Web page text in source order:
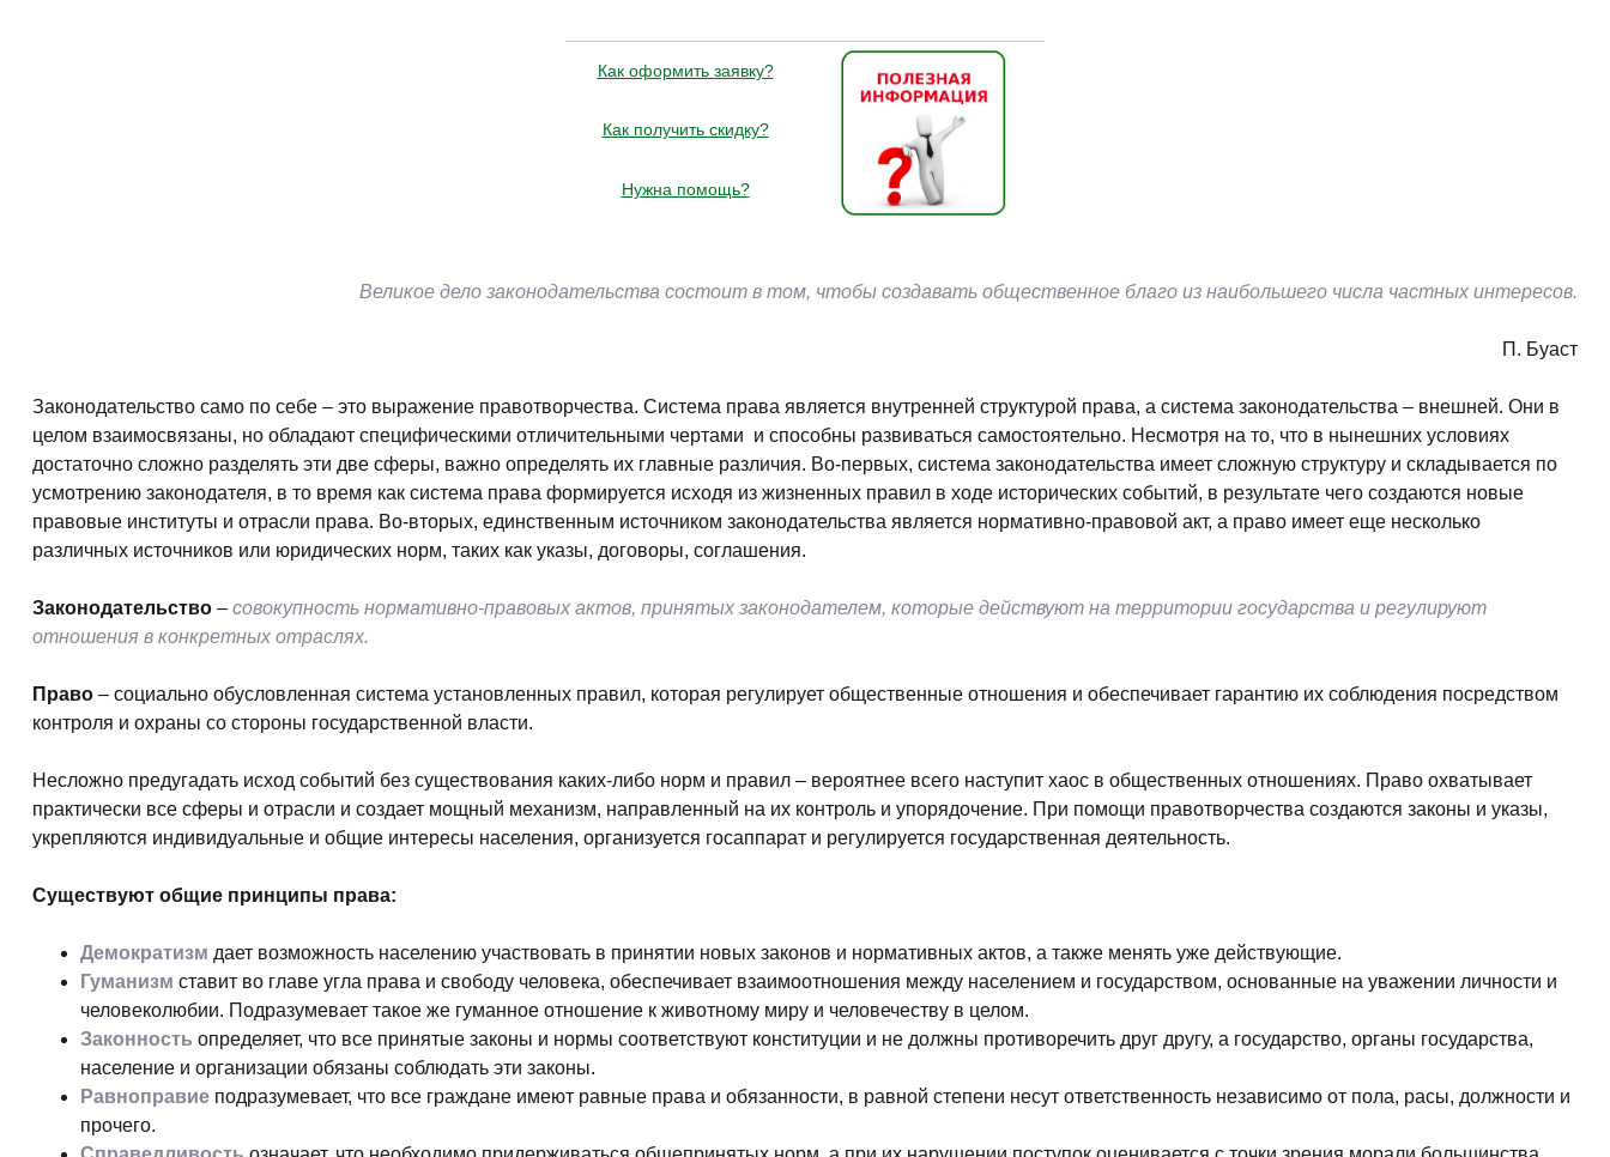
Как оформить заявку?
Как получить скидку?
Нужна помощь?
Великое дело законодательства состоит в том, чтобы создавать общественное благо из наибольшего числа частных интересов.
П. Буаст
Законодательство само по себе – это выражение правотворчества. Система права является внутренней структурой права, а система законодательства – внешней. Они в
целом взаимосвязаны, но обладают специфическими отличительными чертами и способны развиваться самостоятельно. Несмотря на то, что в нынешних условиях
достаточно сложно разделять эти две сферы, важно определять их главные различия. Во-первых, система законодательства имеет сложную структуру и складывается по
усмотрению законодателя, в то время как система права формируется исходя из жизненных правил в ходе исторических событий, в результате чего создаются новые
правовые институты и отрасли права. Во-вторых, единственным источником законодательства является нормативно-правовой акт, а право имеет еще несколько
различных источников или юридических норм, таких как указы, договоры, соглашения.
Законодательство – совокупность нормативно-правовых актов, принятых законодателем, которые действуют на территории государства и регулируют
отношения в конкретных отраслях.
Право – социально обусловленная система установленных правил, которая регулирует общественные отношения и обеспечивает гарантию их соблюдения посредством
контроля и охраны со стороны государственной власти.
Несложно предугадать исход событий без существования каких-либо норм и правил – вероятнее всего наступит хаос в общественных отношениях. Право охватывает
практически все сферы и отрасли и создает мощный механизм, направленный на их контроль и упорядочение. При помощи правотворчества создаются законы и указы,
укрепляются индивидуальные и общие интересы населения, организуется госаппарат и регулируется государственная деятельность.
Существуют общие принципы права:
Демократизм дает возможность населению участвовать в принятии новых законов и нормативных актов, а также менять уже действующие.
Гуманизм ставит во главе угла права и свободу человека, обеспечивает взаимоотношения между населением и государством, основанные на уважении личности и
человеколюбии. Подразумевает такое же гуманное отношение к животному миру и человечеству в целом.
Законность определяет, что все принятые законы и нормы соответствуют конституции и не должны противоречить друг другу, а государство, органы государства,
население и организации обязаны соблюдать эти законы.
Равноправие подразумевает, что все граждане имеют равные права и обязанности, в равной степени несут ответственность независимо от пола, расы, должности и
прочего.